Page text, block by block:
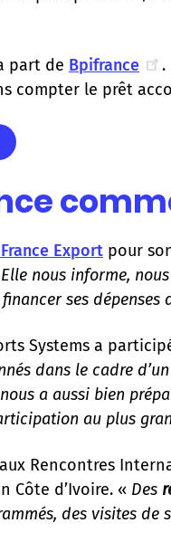
part de Bpifrance .
compter le prêt
Export pour
nous informe,
ses
Systems a
dans le cadre
a aussi bien
au plus
Rencontres
Côte d’Ivoire. « Des
des visites de